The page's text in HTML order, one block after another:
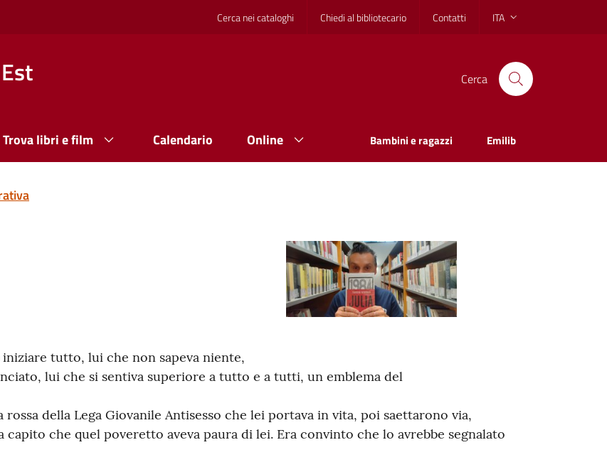
Cerca nei cataloghi Chiedi al bibliotecario Contatti ITA
Cerca
Trova libri e film Calendario Online Bambini e ragazzi Emilib
iniziare tutto, lui che non sapeva niente,
lui che si sentiva superiore a tutto e a tutti, un emblema del
della Lega Giovanile Antisesso che lei portava in vita, poi saettarono via,
capito che quel poveretto aveva paura di lei. Era convinto che lo avrebbe segnalato